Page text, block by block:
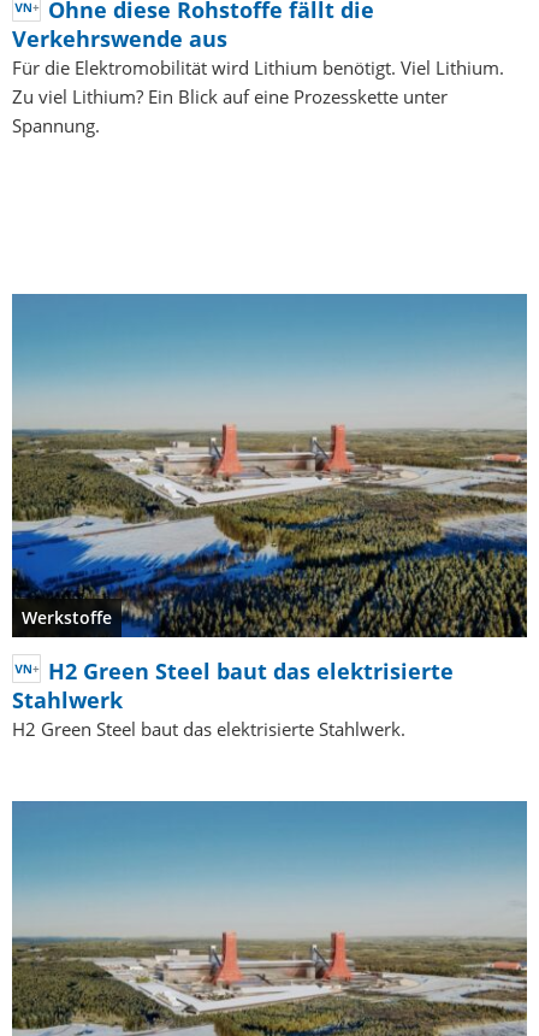
Ohne diese Rohstoffe fällt die
Verkehrswende aus
Für die Elektromobilität wird Lithium benötigt. Viel Lithium.
Zu viel Lithium? Ein Blick auf eine Prozesskette unter
Spannung.
Werkstoffe
H2 Green Steel baut das elektrisierte
Stahlwerk
H2 Green Steel baut das elektrisierte Stahlwerk.